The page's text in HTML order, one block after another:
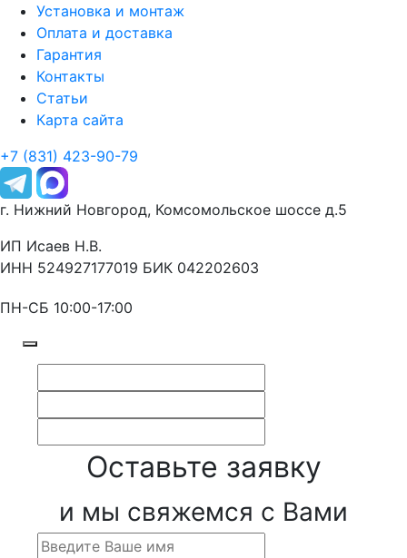
Установка и монтаж
Оплата и доставка
Гарантия
Контакты
Статьи
Карта сайта
+7 (831) 423-90-79
г. Нижний Новгород, Комсомольское шоссе д.5
ИП Исаев Н.В.
ИНН 524927177019 БИК 042202603
ПН-СБ 10:00-17:00
Оставьте заявку
и мы свяжемся с Вами